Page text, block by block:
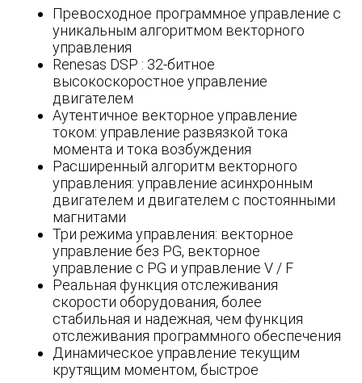
Превосходное программное управление с
уникальным алгоритмом векторного
управления
Renesas DSP : 32-битное
высокоскоростное управление
двигателем
Аутентичное векторное управление
током: управление развязкой тока
момента и тока возбуждения
Расширенный алгоритм векторного
управления: управление асинхронным
двигателем и двигателем с постоянными
магнитами
Три режима управления: векторное
управление без PG, векторное
управление с PG и управление V / F
Реальная функция отслеживания
скорости оборудования, более
стабильная и надежная, чем функция
отслеживания программного обеспечения
Динамическое управление текущим
крутящим моментом, быстрое